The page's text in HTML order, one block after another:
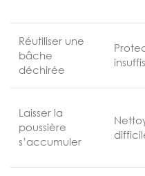
Réutiliser une
bâche
déchirée
Laisser la
poussière
s’accumuler